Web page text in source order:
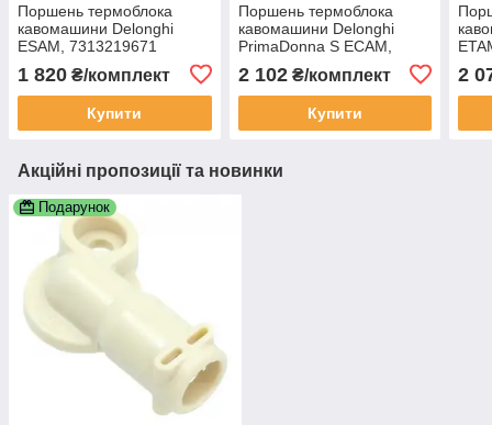
Поршень термоблока
кавомашини Delonghi
ESAM, 7313219671
1 820 ₴/комплект
Купити
Поршень термоблока
кавомашини Delonghi
PrimaDonna S ECAM,
2 102₴/комплект
Купити
2
Акційні пропозиції та новинки
Подарунок